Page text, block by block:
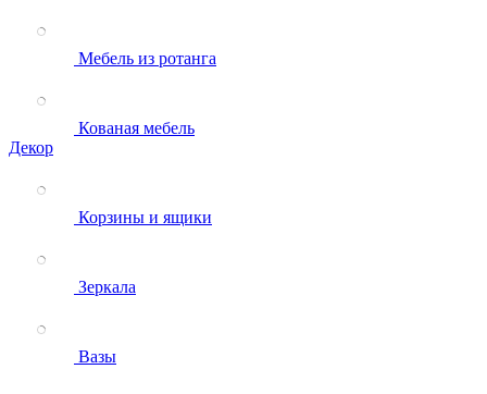
Мебель из ротанга
Кованая мебель
Декор
Корзины и ящики
Зеркала
Вазы